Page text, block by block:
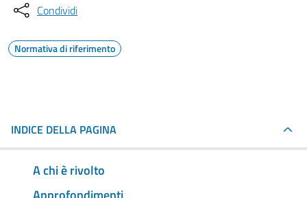
Condividi
Normativa di riferimento
INDICE DELLA PAGINA
A chi è rivolto